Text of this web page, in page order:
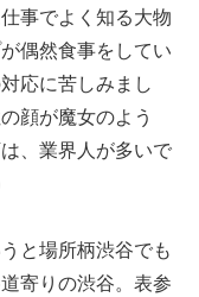
事でよく知る大物
偶然食事をしてい
応に苦しみまし
顔が魔女のよう
、業界人が多いで
と場所柄渋谷でも
寄りの渋谷。表参